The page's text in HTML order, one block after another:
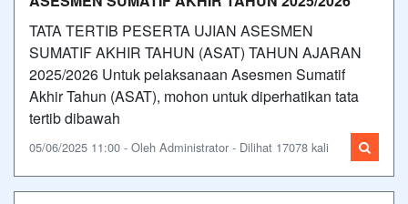
TATA TERTIB PESERTA UJIAN ASESMEN
SUMATIF AKHIR TAHUN (ASAT) TAHUN AJARAN
2025/2026 Untuk pelaksanaan Asesmen Sumatif
Akhir Tahun (ASAT), mohon untuk diperhatikan tata
tertib dibawah
05/06/2025 11:00 - Oleh Administrator - Dilihat 17078 kali